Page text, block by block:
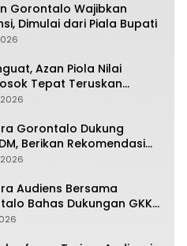
Gorontalo Wajibkan
Dimulai dari Piala Bupati
Azan Piola Nilai
Tepat Teruskan
Bolango
Gorontalo Dukung
Berikan Rekomendasi
Audiens Bersama
Bahas Dukungan GKK